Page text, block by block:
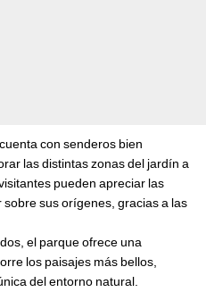
con senderos bien
las distintas zonas del jardín a
pueden apreciar las
sus orígenes, gracias a las
el parque ofrece una
los paisajes más bellos,
del entorno natural.